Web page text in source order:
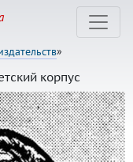
»
корпус